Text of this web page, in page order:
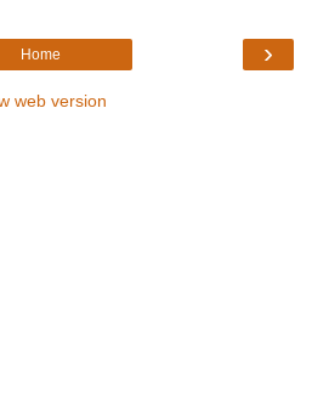
›
Home
web version